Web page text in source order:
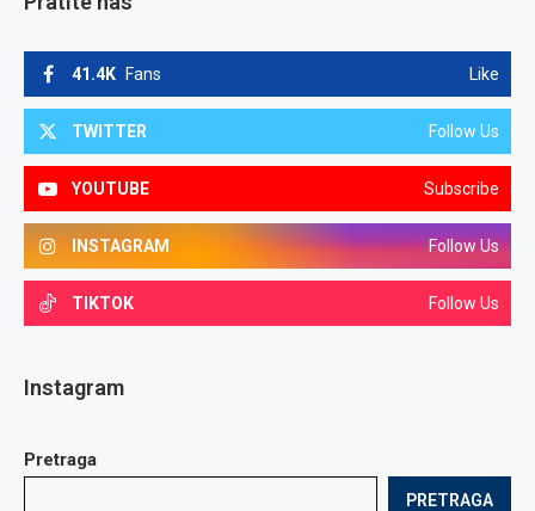
41.4K Fans Like
TWITTER Follow Us
YOUTUBE Subscribe
INSTAGRAM Follow Us
TIKTOK Follow Us
Instagram
Pretraga
PRETRAGA